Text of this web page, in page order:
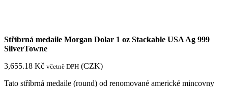
Stříbrná medaile Morgan Dolar 1 oz Stackable USA Ag 999
SilverTowne
3,655.18 Kč včetně DPH (CZK)
Tato stříbrná medaile (round) od renomované americké mincovny